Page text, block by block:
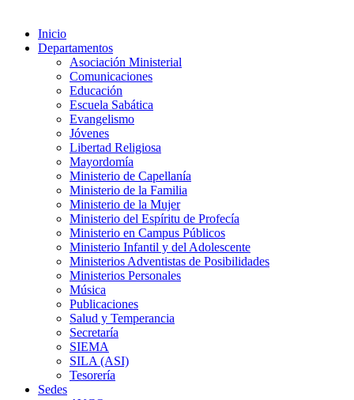
Inicio
Departamentos
Asociación Ministerial
Comunicaciones
Educación
Escuela Sabática
Evangelismo
Jóvenes
Libertad Religiosa
Mayordomía
Ministerio de Capellanía
Ministerio de la Familia
Ministerio de la Mujer
Ministerio del Espíritu de Profecía
Ministerio en Campus Públicos
Ministerio Infantil y del Adolescente
Ministerios Adventistas de Posibilidades
Ministerios Personales
Música
Publicaciones
Salud y Temperancia
Secretaría
SIEMA
SILA (ASI)
Tesorería
Sedes